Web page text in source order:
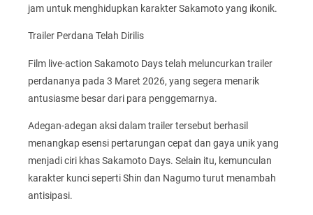
jam untuk menghidupkan karakter Sakamoto yang ikonik.
Trailer Perdana Telah Dirilis
Film live-action Sakamoto Days telah meluncurkan trailer
perdananya pada 3 Maret 2026, yang segera menarik
antusiasme besar dari para penggemarnya.
Adegan-adegan aksi dalam trailer tersebut berhasil
menangkap esensi pertarungan cepat dan gaya unik yang
menjadi ciri khas Sakamoto Days. Selain itu, kemunculan
karakter kunci seperti Shin dan Nagumo turut menambah
antisipasi.